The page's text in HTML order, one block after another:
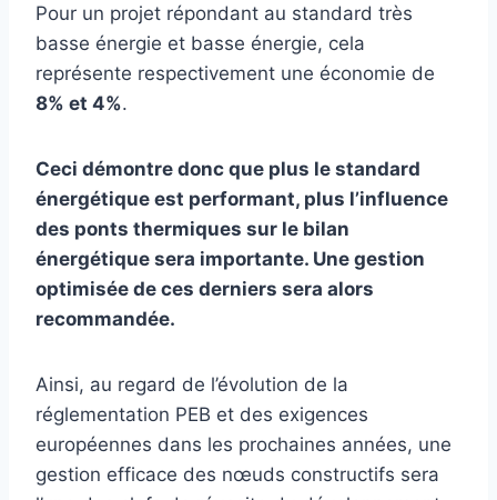
Pour un projet répondant au standard très
basse énergie et basse énergie, cela
représente respectivement une économie de
8% et 4%.
Ceci démontre donc que plus le standard
énergétique est performant, plus l’influence
des ponts thermiques sur le bilan
énergétique sera importante. Une gestion
optimisée de ces derniers sera alors
recommandée.
Ainsi, au regard de l’évolution de la
réglementation PEB et des exigences
européennes dans les prochaines années, une
gestion efficace des nœuds constructifs sera